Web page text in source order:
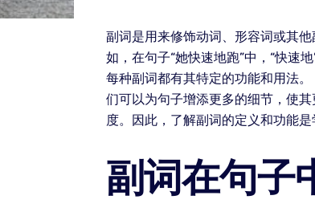
副词是用来修饰动词、形容词或其
如，在句子“她快速地跑”中，“快速
每种副词都有其特定的功能和用法
们可以为句子增添更多的细节，使
度。因此，了解副词的定义和功能是
副词在句子